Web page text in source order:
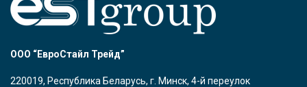
ООО “ЕвроСтайл Трейд”
220019, Республика Беларусь, г. Минск, 4-й переулок